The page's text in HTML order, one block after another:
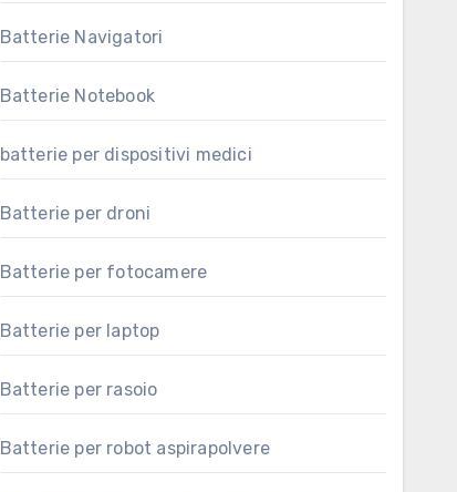
Batterie Navigatori
Batterie Notebook
batterie per dispositivi medici
Batterie per droni
Batterie per fotocamere
Batterie per laptop
Batterie per rasoio
Batterie per robot aspirapolvere